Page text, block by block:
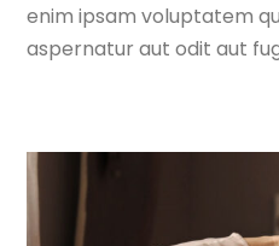
enim ipsam voluptatem
aspernatur aut odit aut